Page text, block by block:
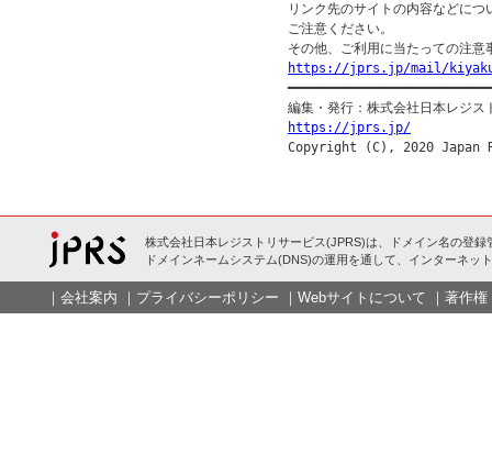
リンク先のサイトの内容などに
ご注意ください。
https://jprs.jp/mail/
https://jprs.jp/
株式会社日本レジストリサービス(JPRS)は、ドメイン名の登録
ドメインネームシステム(DNS)の運用を通して、インターネッ
｜ 会社案内 ｜ プライバシーポリシー ｜ Webサイトについて ｜ 著作権